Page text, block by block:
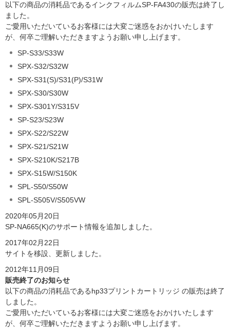
以下の商品の消耗品であるインクフィルムSP-FA430の販売は終了し
ました。
ご愛用いただいているお客様には大変ご迷惑をおかけいたします
が、何卒ご理解いただきますようお願い申し上げます。
SP-S33/S33W
SPX-S32/S32W
SPX-S31(S)/S31(P)/S31W
SPX-S30/S30W
SPX-S301Y/S315V
SP-S23/S23W
SPX-S22/S22W
SPX-S21/S21W
SPX-S210K/S217B
SPX-S15W/S150K
SPL-S50/S50W
SPL-S505V/S505VW
2020年05月20日
SP-NA665(K)のサポート情報を追加しました。
2017年02月22日
サイトを移設、更新しました。
2012年11月09日
販売終了のお知らせ
以下の商品の消耗品であるhp33プリントカートリッジ の販売は終了
しました。
ご愛用いただいているお客様には大変ご迷惑をおかけいたします
が、何卒ご理解いただきますようお願い申し上げます。